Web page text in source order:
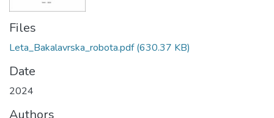
Files
Leta_Bakalavrska_robota.pdf(630.37 KB)
Date
2024
Authors